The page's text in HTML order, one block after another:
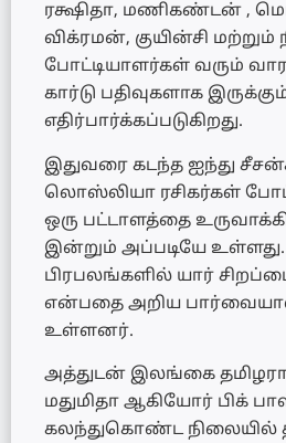
ரக்ஷிதா, மணிகண்டன் ,
விக்ரமன், குயின்சி
போட்டியாளர்கள் வரும்
கார்டு பதிவுகளாக
எதிர்பார்க்கப்படுகிறது.
இதுவரை கடந்த ஐந்து
லொஸ்லியா ரசிகர்கள்
ஒரு பட்டாளத்தை
இன்றும் அப்படியே
பிரபலங்களில் யார்
என்பதை அறிய
உள்ளனர்.
அத்துடன் இலங்கை
மதுமிதா ஆகியோர் பிக்
கலந்துகொண்ட நிலையில்